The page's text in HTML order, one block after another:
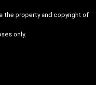
the property and copyright of
only.